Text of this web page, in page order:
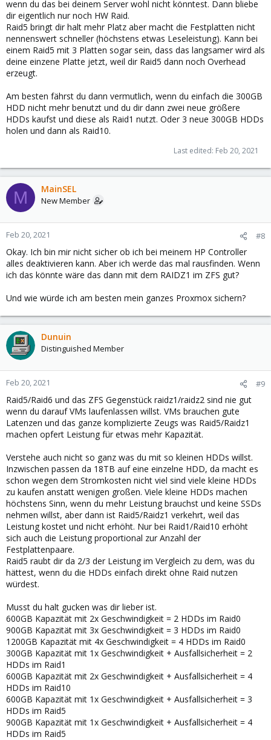
wenn du das bei deinem Server wohl nicht könntest. Dann bliebe
dir eigentlich nur noch HW Raid.
Raid5 bringt dir halt mehr Platz aber macht die Festplatten nicht
nennenswert schneller (höchstens etwas Leseleistung). Kann bei
einem Raid5 mit 3 Platten sogar sein, dass das langsamer wird als
deine einzene Platte jetzt, weil dir Raid5 dann noch Overhead
erzeugt.
Am besten fährst du dann vermutlich, wenn du einfach die 300GB
HDD nicht mehr benutzt und du dir dann zwei neue größere
HDDs kaufst und diese als Raid1 nutzt. Oder 3 neue 300GB HDDs
holen und dann als Raid10.
Last edited: Feb 20, 2021
M MainSEL
New Member
Feb 20, 2021 #8
Okay. Ich bin mir nicht sicher ob ich bei meinem HP Controller
alles deaktivieren kann. Aber ich werde das mal rausfinden. Wenn
ich das könnte wäre das dann mit dem RAIDZ1 im ZFS gut?
Und wie würde ich am besten mein ganzes Proxmox sichern?
Dunuin
Distinguished Member
Feb 20, 2021 #9
Raid5/Raid6 und das ZFS Gegenstück raidz1/raidz2 sind nie gut
wenn du darauf VMs laufenlassen willst. VMs brauchen gute
Latenzen und das ganze komplizierte Zeugs was Raid5/Raidz1
machen opfert Leistung für etwas mehr Kapazität.
Verstehe auch nicht so ganz was du mit so kleinen HDDs willst.
Inzwischen passen da 18TB auf eine einzelne HDD, da macht es
schon wegen dem Stromkosten nicht viel sind viele kleine HDDs
zu kaufen anstatt wenigen großen. Viele kleine HDDs machen
höchstens Sinn, wenn du mehr Leistung brauchst und keine SSDs
nehmen willst, aber dann ist Raid5/Raidz1 verkehrt, weil das
Leistung kostet und nicht erhöht. Nur bei Raid1/Raid10 erhöht
sich auch die Leistung proportional zur Anzahl der
Festplattenpaare.
Raid5 raubt dir da 2/3 der Leistung im Vergleich zu dem, was du
hättest, wenn du die HDDs einfach direkt ohne Raid nutzen
würdest.
Musst du halt gucken was dir lieber ist.
600GB Kapazität mit 2x Geschwindigkeit = 2 HDDs im Raid0
900GB Kapazität mit 3x Geschwindigkeit = 3 HDDs im Raid0
1200GB Kapazität mit 4x Geschwindigkeit = 4 HDDs im Raid0
300GB Kapazität mit 1x Geschwindigkeit + Ausfallsicherheit = 2
HDDs im Raid1
600GB Kapazität mit 2x Geschwindigkeit + Ausfallsicherheit = 4
HDDs im Raid10
600GB Kapazität mit 1x Geschwindigkeit + Ausfallsicherheit = 3
HDDs im Raid5
900GB Kapazität mit 1x Geschwindigkeit + Ausfallsicherheit = 4
HDDs im Raid5